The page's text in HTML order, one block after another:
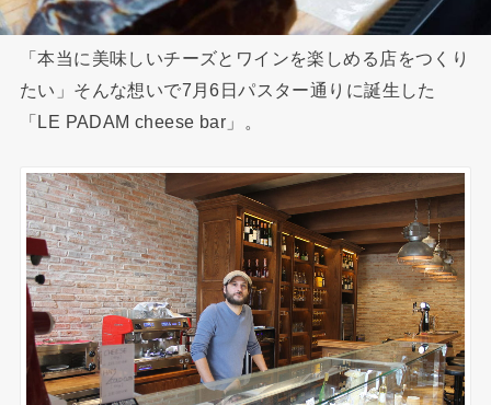
「本当に美味しいチーズとワインを楽しめる店をつくり
たい」そんな想いで7月6日パスター通りに誕生した
「LE PADAM cheese bar」。